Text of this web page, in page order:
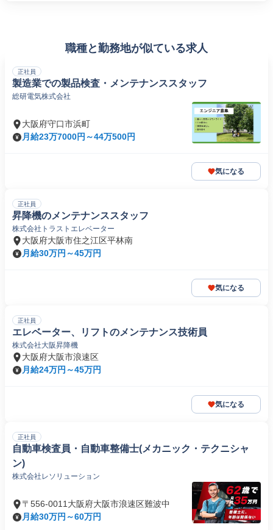
職種と勤務地が似ている求人
正社員
製造業での製品検査・メンテナンススタッフ
総研電気株式会社
大阪府守口市浜町
月給23万7000円～44万500円
気になる
正社員
昇降機のメンテナンススタッフ
株式会社トラストエレベーター
大阪府大阪市住之江区平林南
月給30万円～45万円
気になる
正社員
エレベーター、リフトのメンテナンス技術員
株式会社大阪昇降機
大阪府大阪市浪速区
月給24万円～45万円
気になる
正社員
自動車検査員・自動車整備士(メカニック・テクニシャ
ン)
株式会社レソリューション
〒556-0011大阪府大阪市浪速区難波中
月給30万円～60万円